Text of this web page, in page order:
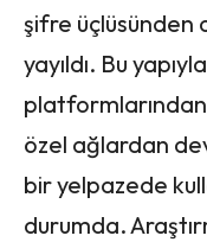
şifre üçlüsünden
yayıldı. Bu
özel ağlardan
bir yelpazede
durumda.